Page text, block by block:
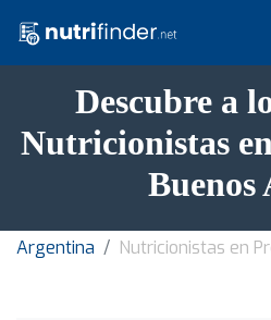
Descubre a
Nutricionistas
Buenos
Argentina Nutricionistas en